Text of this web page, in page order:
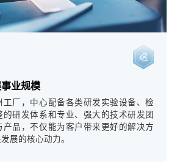
业规模
工厂，中心配备各类研发实验设备、检
的研发体系和专业、强大的技术研发团
产品，不仅能为客户带来更好的解决方
展的核心动力。